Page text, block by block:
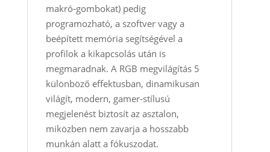
makró‑gombokat) pedig
programozható, a szoftver vagy a
beépített memória segítségével a
profilok a kikapcsolás után is
megmaradnak. A RGB megvilágítás 5
különböző effektusban, dinamikusan
világít, modern, gamer‑stílusú
megjelenést biztosít az asztalon,
miközben nem zavarja a hosszabb
munkán alatt a fókuszodat.